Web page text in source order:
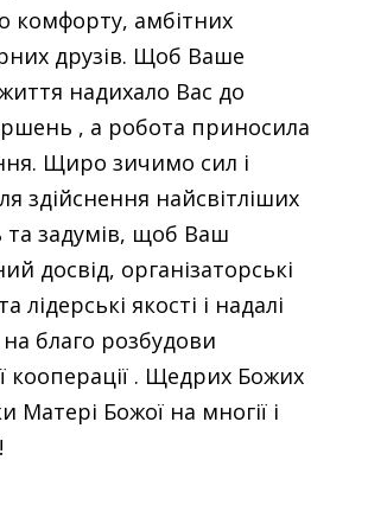
комфорту, амбітних
друзів. Щоб Ваше
надихало Вас до
, а робота приносила
Щиро зичимо сил і
здійснення найсвітліших
та задумів, щоб Ваш
досвід, організаторські
лідерські якості і надалі
на благо розбудови
кооперації . Щедрих Божих
Матері Божої на многії і